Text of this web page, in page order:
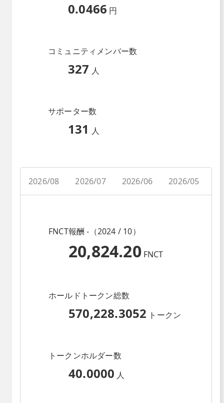
0.0466 円
コミュニティメンバー数
327 人
サポーター数
131 人
2026/08 2026/07 2026/06 2026/05
FNCT報酬 -（2024 / 10）
20,824.20 FNCT
ホールドトークン総数
570,228.3052 トークン
トークンホルダー数
40.0000 人